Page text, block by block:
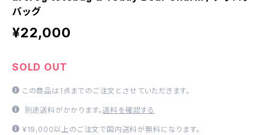
バッグ
¥22,000
SOLD OUT
この商品は1点までのご注文とさせていただきます。
別途送料がかかります。送料を確認する
¥19,000以上のご注文で国内送料が無料になります。